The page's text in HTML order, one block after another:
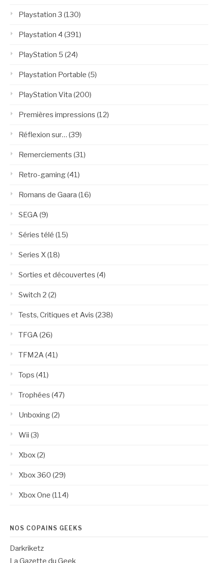
Playstation 3 (130)
Playstation 4 (391)
PlayStation 5 (24)
Playstation Portable (5)
PlayStation Vita (200)
Premières impressions (12)
Réflexion sur… (39)
Remerciements (31)
Retro-gaming(41)
Romans de Gaara (16)
SEGA(9)
Séries télé (15)
Series X(18)
Sorties et découvertes (4)
Switch 2 (2)
Tests, Critiques et Avis (238)
TFGA(26)
TFM2A(41)
Tops (41)
Trophées (47)
Unboxing(2)
Wii (3)
Xbox(2)
Xbox 360 (29)
Xbox One (114)
NOS COPAINS GEEKS
Darkriketz
La Gazette du Geek